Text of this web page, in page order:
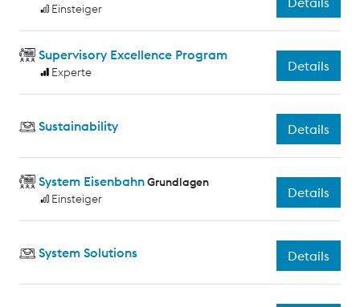
Einsteiger
Supervisory Excellence Program
Experte Details
Sustainability Details
System EisenbahnGrundlagen
Einsteiger
Details
System Solutions Details